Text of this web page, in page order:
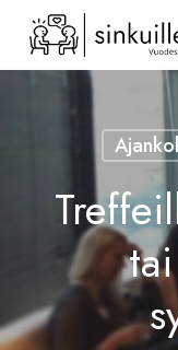
Skip
main